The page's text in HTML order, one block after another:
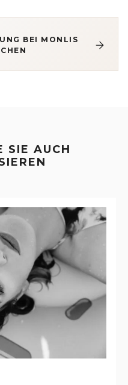
BEI MONLIS
SIE AUCH